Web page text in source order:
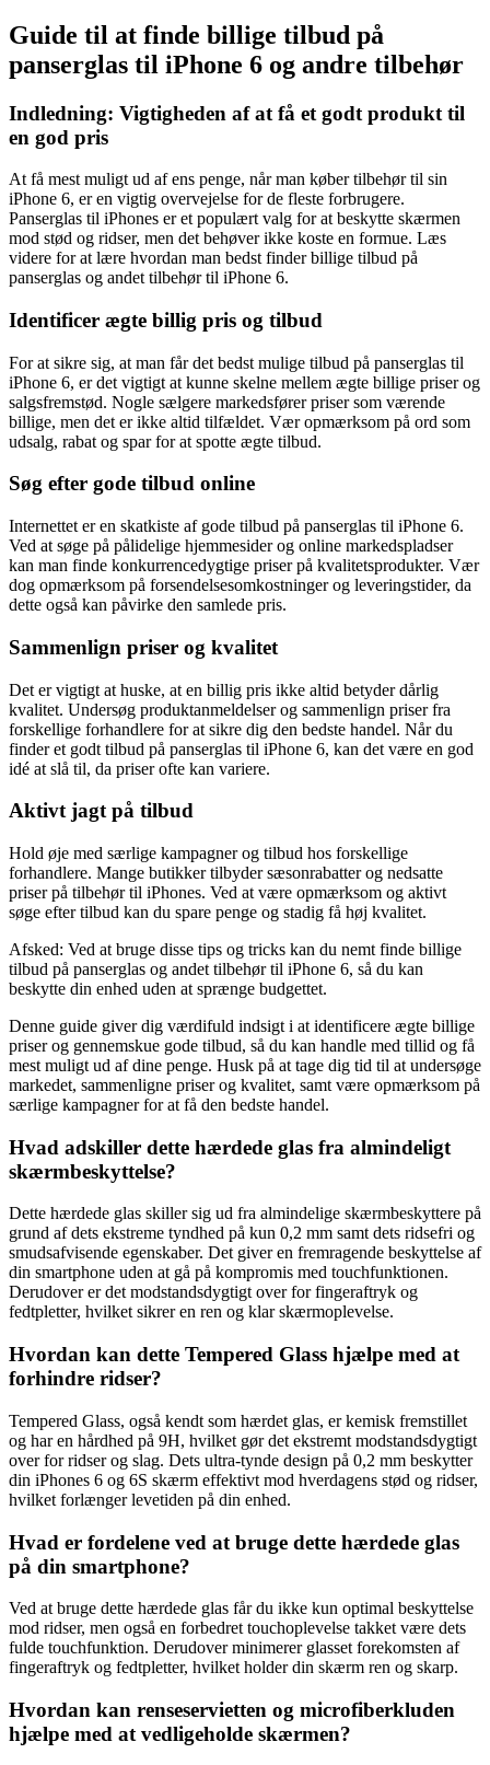
Guide til at finde billige tilbud på
panserglas til iPhone 6 og andre tilbehør
Indledning: Vigtigheden af at få et godt produkt til
en god pris
At få mest muligt ud af ens penge, når man køber tilbehør til sin
iPhone 6, er en vigtig overvejelse for de fleste forbrugere.
Panserglas til iPhones er et populært valg for at beskytte skærmen
mod stød og ridser, men det behøver ikke koste en formue. Læs
videre for at lære hvordan man bedst finder billige tilbud på
panserglas og andet tilbehør til iPhone 6.
Identificer ægte billig pris og tilbud
For at sikre sig, at man får det bedst mulige tilbud på panserglas til
iPhone 6, er det vigtigt at kunne skelne mellem ægte billige priser og
salgsfremstød. Nogle sælgere markedsfører priser som værende
billige, men det er ikke altid tilfældet. Vær opmærksom på ord som
udsalg, rabat og spar for at spotte ægte tilbud.
Søg efter gode tilbud online
Internettet er en skatkiste af gode tilbud på panserglas til iPhone 6.
Ved at søge på pålidelige hjemmesider og online markedspladser
kan man finde konkurrencedygtige priser på kvalitetsprodukter. Vær
dog opmærksom på forsendelsesomkostninger og leveringstider, da
dette også kan påvirke den samlede pris.
Sammenlign priser og kvalitet
Det er vigtigt at huske, at en billig pris ikke altid betyder dårlig
kvalitet. Undersøg produktanmeldelser og sammenlign priser fra
forskellige forhandlere for at sikre dig den bedste handel. Når du
finder et godt tilbud på panserglas til iPhone 6, kan det være en god
idé at slå til, da priser ofte kan variere.
Aktivt jagt på tilbud
Hold øje med særlige kampagner og tilbud hos forskellige
forhandlere. Mange butikker tilbyder sæsonrabatter og nedsatte
priser på tilbehør til iPhones. Ved at være opmærksom og aktivt
søge efter tilbud kan du spare penge og stadig få høj kvalitet.
Afsked: Ved at bruge disse tips og tricks kan du nemt finde billige
tilbud på panserglas og andet tilbehør til iPhone 6, så du kan
beskytte din enhed uden at sprænge budgettet.
Denne guide giver dig værdifuld indsigt i at identificere ægte billige
priser og gennemskue gode tilbud, så du kan handle med tillid og få
mest muligt ud af dine penge. Husk på at tage dig tid til at undersøge
markedet, sammenligne priser og kvalitet, samt være opmærksom på
særlige kampagner for at få den bedste handel.
Hvad adskiller dette hærdede glas fra almindeligt
skærmbeskyttelse?
Dette hærdede glas skiller sig ud fra almindelige skærmbeskyttere på
grund af dets ekstreme tyndhed på kun 0,2 mm samt dets ridsefri og
smudsafvisende egenskaber. Det giver en fremragende beskyttelse af
din smartphone uden at gå på kompromis med touchfunktionen.
Derudover er det modstandsdygtigt over for fingeraftryk og
fedtpletter, hvilket sikrer en ren og klar skærmoplevelse.
Hvordan kan dette Tempered Glass hjælpe med at
forhindre ridser?
Tempered Glass, også kendt som hærdet glas, er kemisk fremstillet
og har en hårdhed på 9H, hvilket gør det ekstremt modstandsdygtigt
over for ridser og slag. Dets ultra-tynde design på 0,2 mm beskytter
din iPhones 6 og 6S skærm effektivt mod hverdagens stød og ridser,
hvilket forlænger levetiden på din enhed.
Hvad er fordelene ved at bruge dette hærdede glas
på din smartphone?
Ved at bruge dette hærdede glas får du ikke kun optimal beskyttelse
mod ridser, men også en forbedret touchoplevelse takket være dets
fulde touchfunktion. Derudover minimerer glasset forekomsten af
fingeraftryk og fedtpletter, hvilket holder din skærm ren og skarp.
Hvordan kan renseservietten og microfiberkluden
hjælpe med at vedligeholde skærmen?